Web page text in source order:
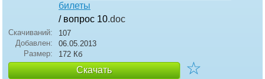
билеты
/ вопрос 10.doc
Скачиваний:
107
Добавлен:
06.05.2013
Размер:
172 Кб
Скачать ☆